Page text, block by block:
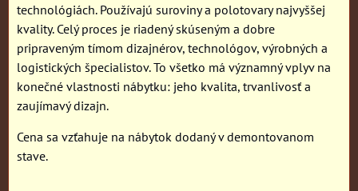
technológiách. Používajú suroviny a polotovary najvyššej
kvality. Celý proces je riadený skúseným a dobre
pripraveným tímom dizajnérov, technológov, výrobných a
logistických špecialistov. To všetko má významný vplyv na
konečné vlastnosti nábytku: jeho kvalita, trvanlivosť a
zaujímavý dizajn.
Cena sa vzťahuje na nábytok dodaný v demontovanom
stave.